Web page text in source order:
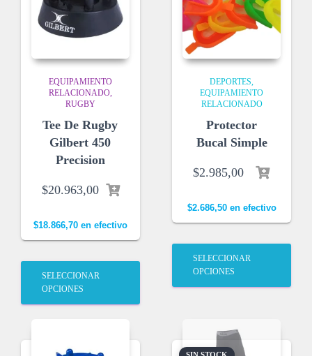
EQUIPAMIENTO
RELACIONADO
RUGBY
Tee De Rugby
Gilbert 450
Precision
$20.963,00
$18.866,70en efectivo
SELECCIONAR
OPCIONES
DEPORTES
EQUIPAMIENTO
RELACIONADO
Protector
Bucal Simple
$2.985,00
$2.686,50en efectivo
SELECCIONAR
OPCIONES